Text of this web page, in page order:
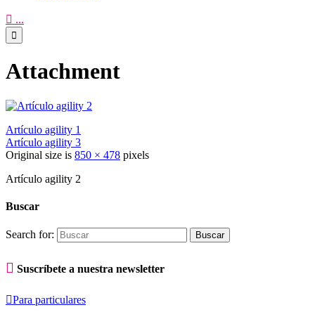
 ...

Attachment
Artículo agility 1
Artículo agility 3
Original size is 850 × 478 pixels
Artículo agility 2
Buscar
Search for:
 Suscríbete a nuestra newsletter
Para particulares